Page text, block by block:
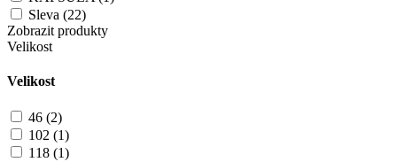
Sleva (22)
Zobrazit produkty
Velikost
Velikost
46 (2)
102 (1)
118 (1)